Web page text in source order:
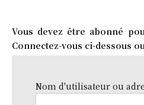
Vous devez être abonné
Connectez-vous ci-dessous
Nom d'utilisateur ou